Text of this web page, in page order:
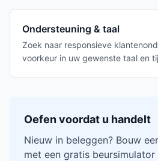
Ondersteuning & taal
Zoek naar responsieve
voorkeur in uw gewenste taal en
Oefen voordat u handelt
Nieuw in beleggen? Bouw
met een gratis